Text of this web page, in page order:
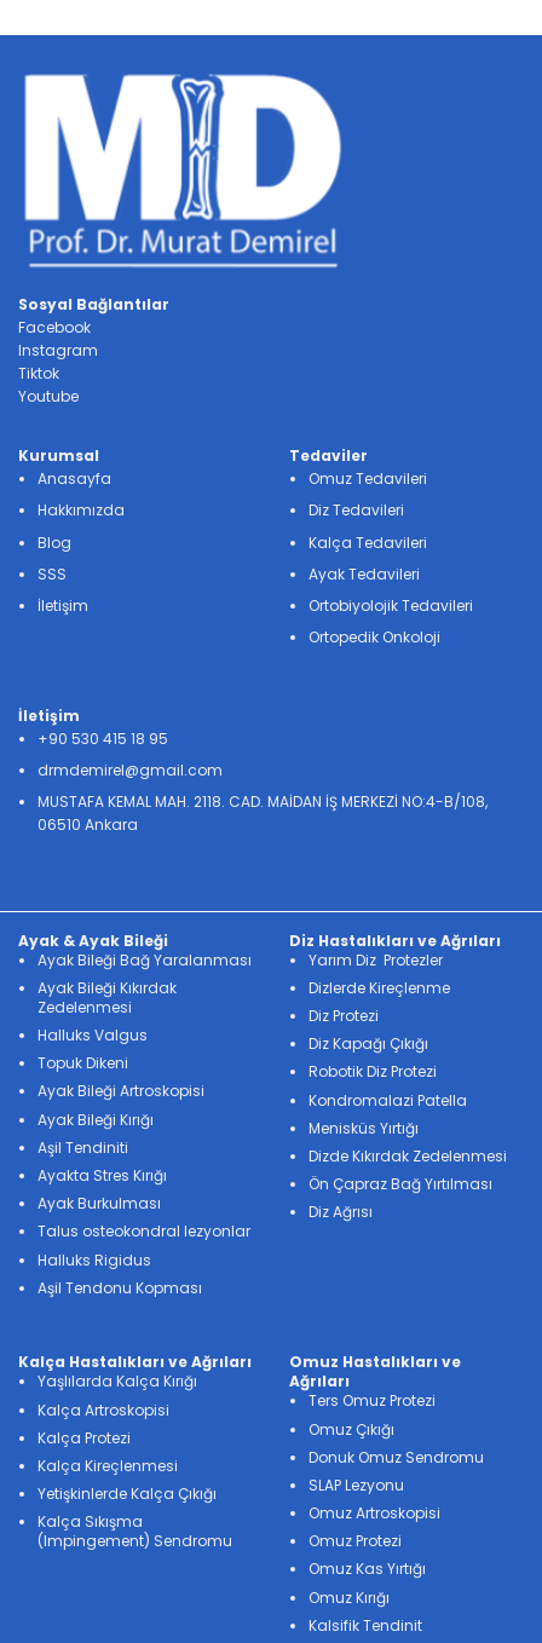
Sosyal Bağlantılar
Facebook
Instagram
Tiktok
Youtube
Kurumsal
Anasayfa
Hakkımızda
Blog
SSS
İletişim
Tedaviler
Omuz Tedavileri
Diz Tedavileri
Kalça Tedavileri
Ayak Tedavileri
Ortobiyolojik Tedavileri
Ortopedik Onkoloji
İletişim
+90 530 415 18 95
drmdemirel@gmail.com
MUSTAFA KEMAL MAH. 2118. CAD. MAİDAN İŞ MERKEZİ NO:4-B/108,
06510 Ankara
Ayak & Ayak Bileği
Ayak Bileği Bağ Yaralanması
Ayak Bileği Kıkırdak
Zedelenmesi
Halluks Valgus
Topuk Dikeni
Ayak Bileği Artroskopisi
Ayak Bileği Kırığı
Aşil Tendiniti
Ayakta Stres Kırığı
Ayak Burkulması
Talus osteokondral lezyonlar
Halluks Rigidus
Aşil Tendonu Kopması
Diz Hastalıkları ve Ağrıları
Yarım Diz Protezler
Dizlerde Kireçlenme
Diz Protezi
Diz Kapağı Çıkığı
Robotik Diz Protezi
Kondromalazi Patella
Menisküs Yırtığı
Dizde Kıkırdak Zedelenmesi
Ön Çapraz Bağ Yırtılması
Diz Ağrısı
Kalça Hastalıkları ve Ağrıları
Yaşlılarda Kalça Kırığı
Kalça Artroskopisi
Kalça Protezi
Kalça Kireçlenmesi
Yetişkinlerde Kalça Çıkığı
Kalça Sıkışma
(Impingement) Sendromu
Omuz Hastalıkları ve
Ağrıları
Ters Omuz Protezi
Omuz Çıkığı
Donuk Omuz Sendromu
SLAP Lezyonu
Omuz Artroskopisi
Omuz Protezi
Omuz Kas Yırtığı
Omuz Kırığı
Kalsifik Tendinit